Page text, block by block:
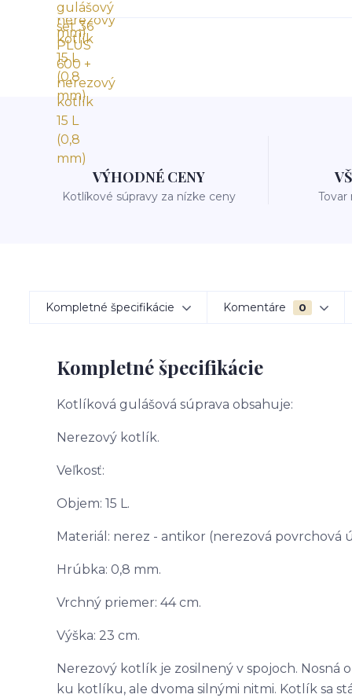
VÝHODNÉ CENY
Kotlíkové súpravy za nízke ceny
Kompletné špecifikácie Komentáre 0
Kompletné špecifikácie
Kotlíková gulášová súprava obsahuje:
Nerezový kotlík.
Veľkosť:
Objem: 15 L.
Materiál: nerez - antikor (nerezová povrchová
Hrúbka: 0,8 mm.
Vrchný priemer: 44 cm.
Výška: 23 cm.
Nerezový kotlík je zosilnený v spojoch. Nosná
ku kotlíku, ale dvoma silnými nitmi. Kotlík sa